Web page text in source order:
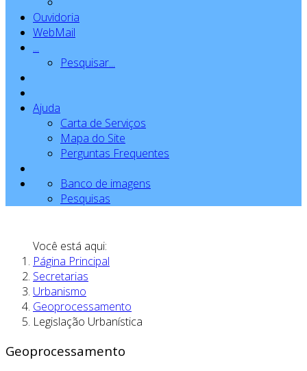
Ouvidoria
WebMail
...
Pesquisar...
Ajuda
Carta de Serviços
Mapa do Site
Perguntas Frequentes
Banco de imagens
Pesquisas
Você está aqui:
Página Principal
Secretarias
Urbanismo
Geoprocessamento
Legislação Urbanística
Geoprocessamento